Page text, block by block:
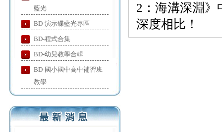
藍光
BD-演示碟藍光專區
BD-程式合集
BD-幼兒教學合輯
BD-國小國中高中補習班
教學
2：海溝深淵
深度相比！